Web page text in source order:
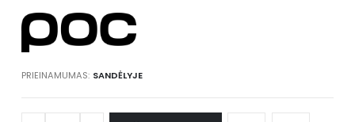
PRIEINAMUMAS: SANDĖLYJE